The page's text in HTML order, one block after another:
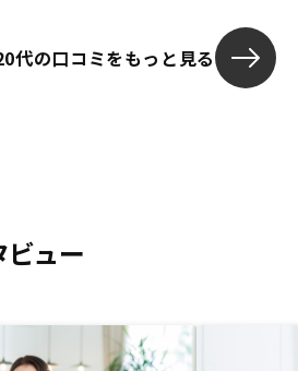
代の口コミをもっと見る
ュー